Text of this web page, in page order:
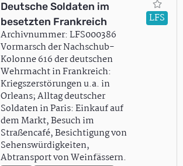
Deutsche Soldaten im
besetzten Frankreich
Archivnummer: LFS000386
Vormarsch der Nachschub-
Kolonne 616 der deutschen
Wehrmacht in Frankreich:
Kriegszerstörungen u.a. in
Orleans; Alltag deutscher
Soldaten in Paris: Einkauf auf
dem Markt, Besuch im
Straßencafé, Besichtigung von
Sehenswürdigkeiten,
Abtransport von Weinfässern.
LFS